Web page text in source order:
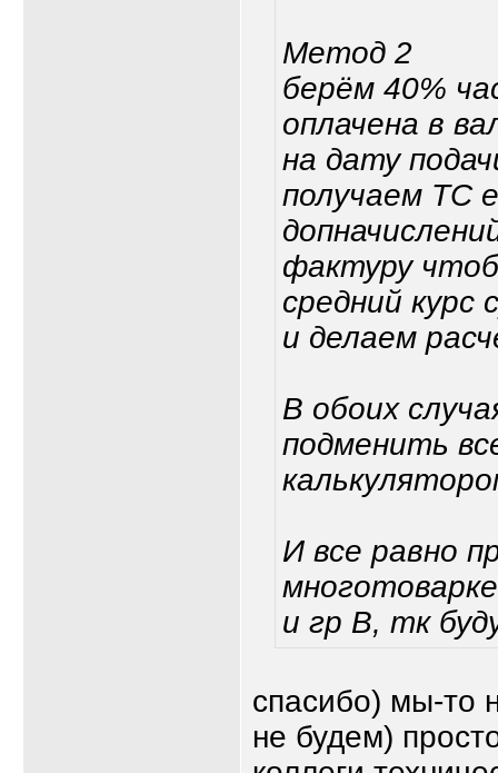
Метод 2
берём 40%
оплачена в
на дату
получаем ТС
фактуру
средний
и делаем
В обоих
подменить
И все равно
и гр В, тк
спасибо) мы-то
не будем)